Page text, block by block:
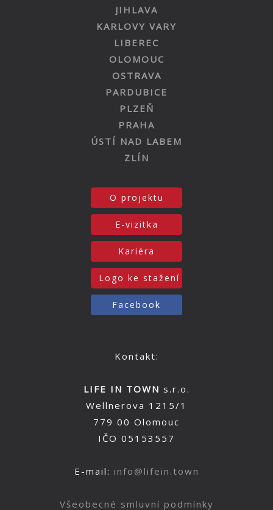
JIHLAVA
KARLOVY VARY
LIBEREC
OLOMOUC
OSTRAVA
PARDUBICE
PLZEŇ
PRAHA
ÚSTÍ NAD LABEM
ZLÍN
O projektu
E-vizitka
Kariéra
Logo ke stažení
Facebook
Kontakt:
LIFE IN TOWN s.r.o.
Wellnerova 1215/1
779 00 Olomouc
IČO 05153557
E-mail: info@lifein.town
Všeobecné smluvní podmínky